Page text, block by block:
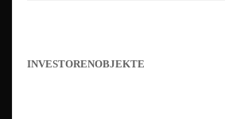
INVESTORENOBJEKTE